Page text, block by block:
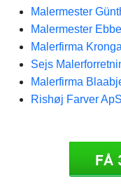
Malermester
Malermester
Malerfirma
Sejs
Malerfirma
Rishøj Farver ApS